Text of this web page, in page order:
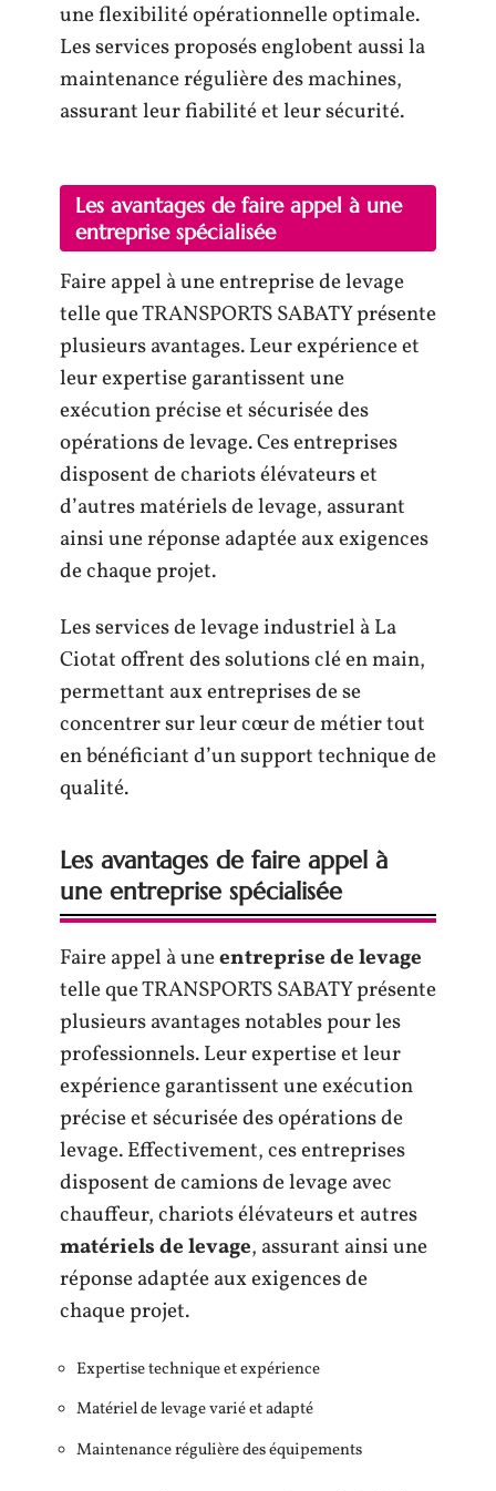
une flexibilité opérationnelle optimale.
Les services proposés englobent aussi la
maintenance régulière des machines,
assurant leur fiabilité et leur sécurité.
Les avantages de faire appel à une
entreprise spécialisée
Faire appel à une entreprise de levage
telle que TRANSPORTS SABATY présente
plusieurs avantages. Leur expérience et
leur expertise garantissent une
exécution précise et sécurisée des
opérations de levage. Ces entreprises
disposent de chariots élévateurs et
d’autres matériels de levage, assurant
ainsi une réponse adaptée aux exigences
de chaque projet.
Les services de levage industriel à La
Ciotat offrent des solutions clé en main,
permettant aux entreprises de se
concentrer sur leur cœur de métier tout
en bénéficiant d’un support technique de
qualité.
Les avantages de faire appel à
une entreprise spécialisée
Faire appel à uneentreprise de levage
telle que TRANSPORTS SABATY présente
plusieurs avantages notables pour les
professionnels. Leur expertise et leur
expérience garantissent une exécution
précise et sécurisée des opérations de
levage. Effectivement, ces entreprises
disposent de camions de levage avec
chauffeur, chariots élévateurs et autres
matériels de levage, assurant ainsi une
réponse adaptée aux exigences de
chaque projet.
Expertise technique et expérience
Matériel de levage varié et adapté
Maintenance régulière des équipements